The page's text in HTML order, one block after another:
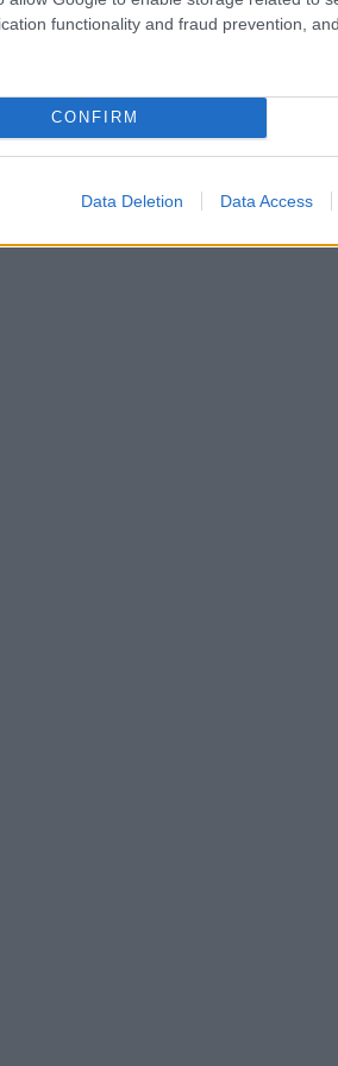
functionality and fraud prevention,
CONFIRM
Data Deletion Data Access